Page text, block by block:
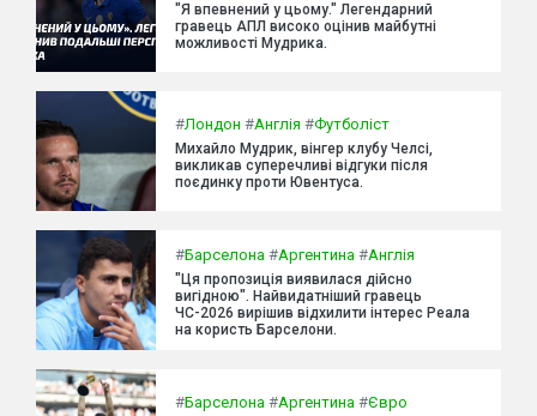
"Я впевнений у цьому." Легендарний
гравець АПЛ високо оцінив майбутні
можливості Мудрика.
#Лондон #Англія #Футболіст
Михайло Мудрик, вінгер клубу Челсі,
викликав суперечливі відгуки після
поєдинку проти Ювентуса.
#Барселона #Аргентина #Англія
"Ця пропозиція виявилася дійсно
вигідною". Найвидатніший гравець
ЧС-2026 вирішив відхилити інтерес Реала
на користь Барселони.
#Барселона #Аргентина #Євро